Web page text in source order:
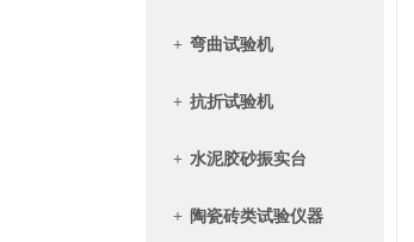
+ 弯曲试验机
+ 抗折试验机
+ 水泥胶砂振实台
+ 陶瓷砖类试验仪器